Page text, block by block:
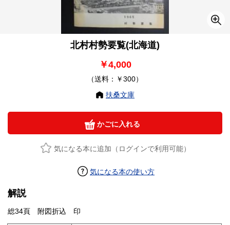
北村村勢要覧(北海道)
￥4,000
（送料：￥300）
扶桑文庫
かごに入れる
気になる本に追加（ログインで利用可能）
気になる本の使い方
解説
総34頁 附図折込 印